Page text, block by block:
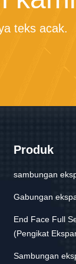
teks acak.
Produk
sambungan
Gabungan
End Face Full
(Pengikat
Sambungan